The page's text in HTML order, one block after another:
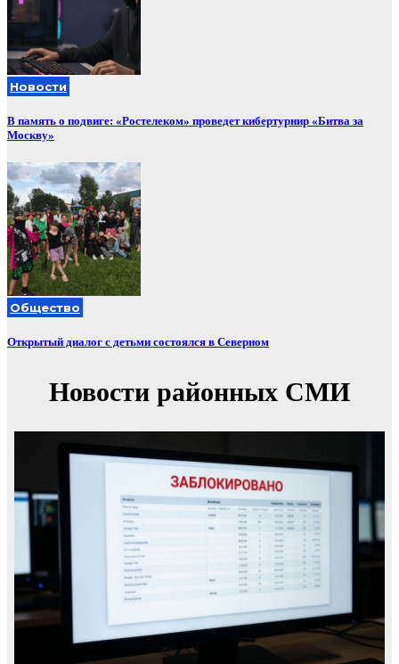
Новости
В память о подвиге: «Ростелеком» проведет кибертурнир «Битва за
Москву»
Общество
Открытый диалог с детьми состоялся в Северном